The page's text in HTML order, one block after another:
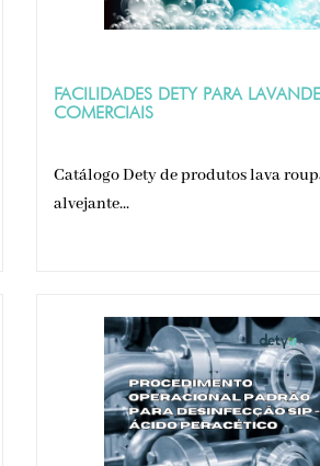
FACILIDADES DETY PARA
COMERCIAIS
Catálogo Dety de produtos lava
alvejante...